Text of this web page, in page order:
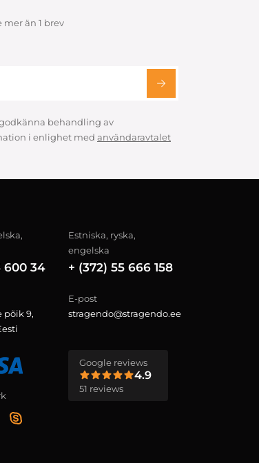
än 1 brev
behandling av
i enlighet med användaravtalet
600 34
Estniska, ryska,
engelska
+ (372) 55 666 158
põik 9,
E-post
stragendo@stragendo.ee
Google reviews
4.9
51 reviews